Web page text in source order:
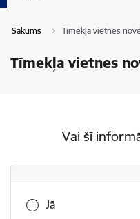
Sākums Tīmekļa vietnes
Tīmekļa vietnes
Vai šī
Vai šī informācija bija
Jā